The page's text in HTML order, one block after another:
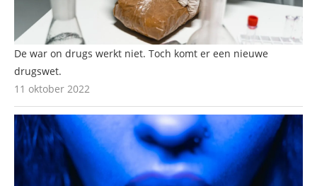
De war on drugs werkt niet. Toch komt er een nieuwe
drugswet.
11 oktober 2022